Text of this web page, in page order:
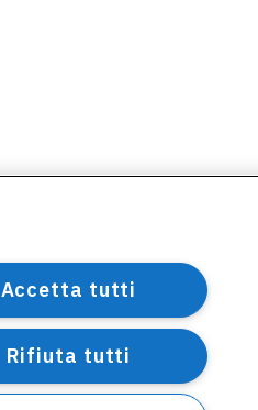
Accetta tutti
Rifiuta tutti